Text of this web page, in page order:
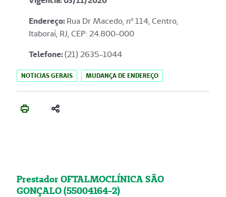
Endereço:Rua Dr Macedo, nº 114, Centro,
Itaboraí, RJ, CEP: 24.800-000
Telefone:(21) 2635-1044
NOTICIAS GERAIS MUDANÇA DE ENDEREÇO
Prestador OFTALMOCLÍNICA SÃO
GONÇALO (55004164-2)